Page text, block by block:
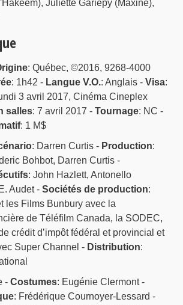
Juliette Gariépy (Maxine),
: Québec, ©2016, 9268-4000
: 1h42 - Langue V.O.: Anglais -Visa:
3 avril 2017, Cinéma Cineplex
salles: 7 avril 2017 -Tournage: NC -
: 1 M$
: Darren Curtis - Production:
Bohbot, Darren Curtis -
: John Hazlett, Antonello
Audet -Sociétés de production:
les Films Bunbury avec la
de Téléfilm Canada, la SODEC,
crédit d’impôt fédéral et provincial et
Super Channel - Distribution:
-Costumes: Eugénie Clermont -
: Frédérique Cournoyer-Lessard -